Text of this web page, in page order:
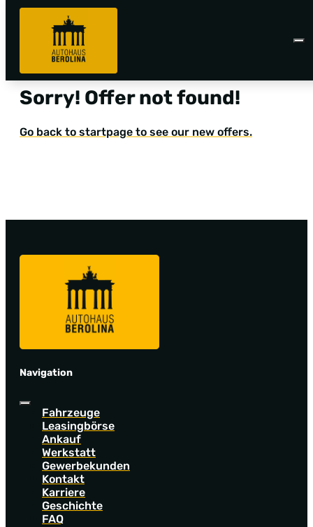
Sorry! Offer not found!
Go back to startpage to see our new offers.
Navigation
Fahrzeuge
Leasingbörse
Ankauf
Werkstatt
Gewerbekunden
Kontakt
Karriere
Geschichte
FAQ